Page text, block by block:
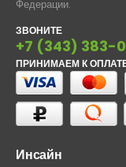
Федерации.
ЗВОНИТЕ
+7 (343) 383-
ПРИНИМАЕМ К
Инсайн